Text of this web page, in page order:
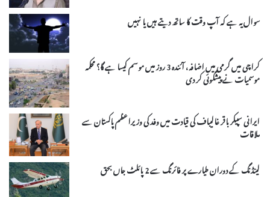
سوال یہ ہے کہ آپ وقت کا ساتھ دیتے ہیں یا نہیں
کراچی میں گرمی میں اضافہ، آئندہ 3 روز میں موسم کیسا ہے گا؟ محکمہ
موسمیات نے پیشگوئی کر دی
ایرانی سپیکر باقر غالیباف کی قیادت میں وفد کی وزیراعظم پاکستان سے
ملاقات
لینڈنگ کے دوران طیارے پر فائرنگ سے 2 پائلٹ جاں بحق